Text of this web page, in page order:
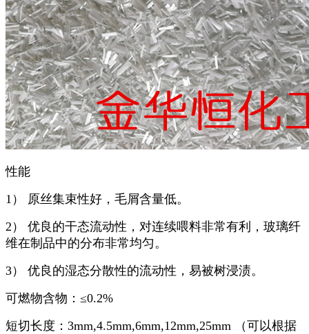
性能
1） 原丝集束性好，毛屑含量低。
2） 优良的干态流动性，对连续喂料非常有利，玻璃纤
维在制品中的分布非常均匀。
3） 优良的湿态分散性的流动性，易被树浸渍。
可燃物含物：≤0.2%
短切长度：3mm,4.5mm,6mm,12mm,25mm （可以根据